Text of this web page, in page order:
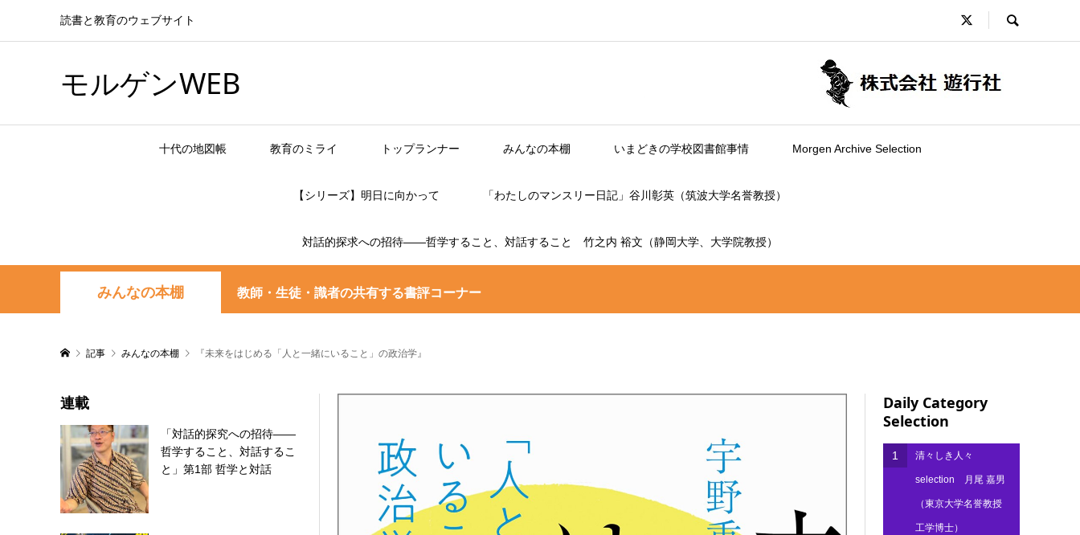
読書と教育のウェブサイト
モルゲンWEB
十代の地図帳 教育のミライ トップランナー みんなの本棚 いまどきの学校図書館事情 Morgen Archive Selection
【シリーズ】明日に向かって 「わたしのマンスリー日記」谷川彰英（筑波大学名誉教授）
対話的探求への招待――哲学すること、対話すること 竹之内 裕文（静岡大学、大学院教授）
みんなの本棚 教師・生徒・識者の共有する書評コーナー
記事 みんなの本棚 『未来をはじめる「人と一緒にいること」の政治学』
連載
「対話的探究への招待――
哲学すること、対話するこ
と」第1部 哲学と対話
Daily Category
Selection
1 清々しき人々
selection 月尾 嘉男
（東京大学名誉教授
工学博士）